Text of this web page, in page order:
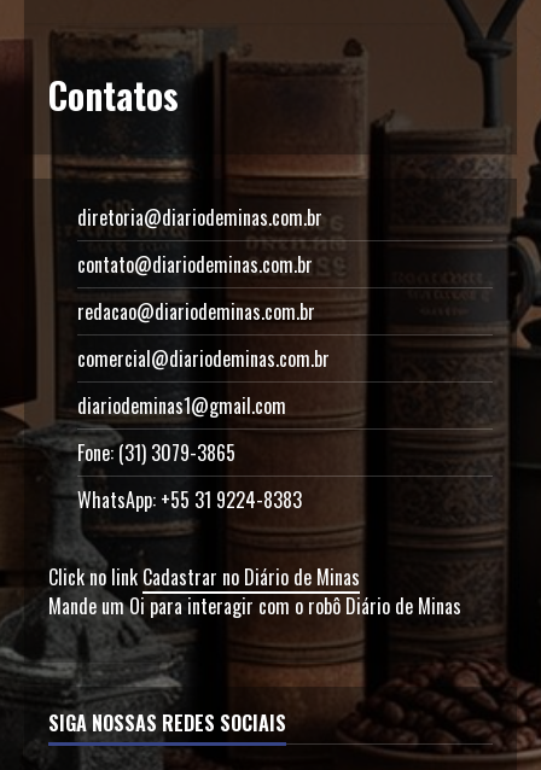
Contatos
diretoria@diariodeminas.com.br
contato@diariodeminas.com.br
redacao@diariodeminas.com.br
comercial@diariodeminas.com.br
diariodeminas1@gmail.com
Fone: (31) 3079-3865
WhatsApp: +55 31 9224-8383
Click no link Cadastrar no Diário de Minas
Mande um Oi para interagir com o robô Diário de Minas
SIGA NOSSAS REDES SOCIAIS